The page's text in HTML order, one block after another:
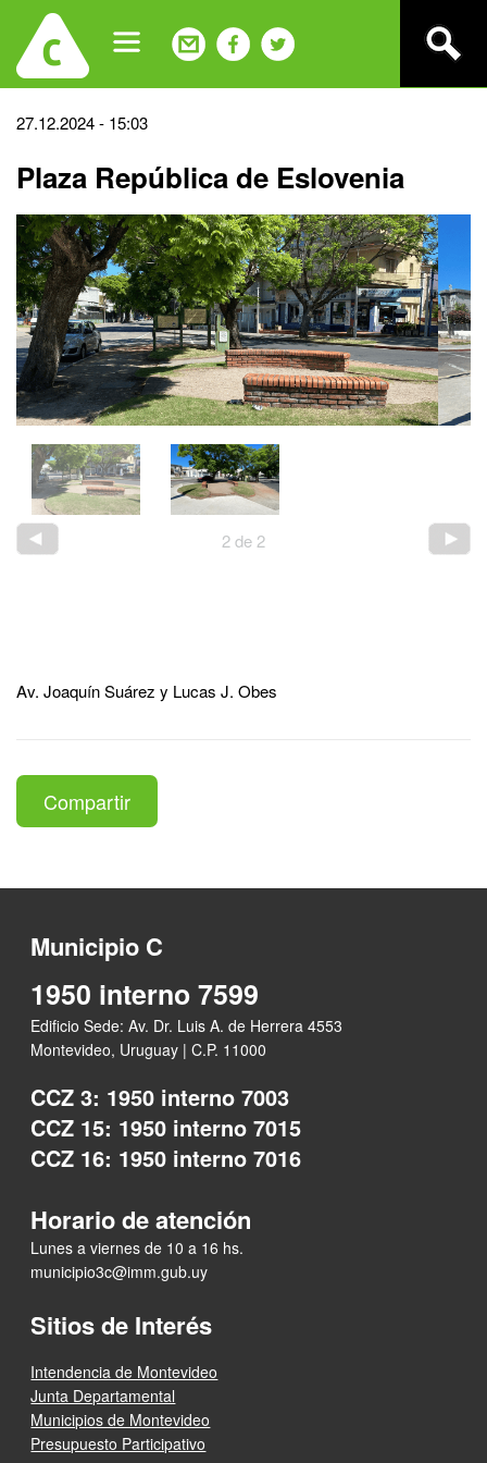
navigation
Back
top
27.12.2024 - 15:03
Plaza República de Eslovenia
2de 2
Av. Joaquín Suárez y Lucas J. Obes
Compartir
Municipio C
1950 interno 7599
Edificio Sede: Av. Dr. Luis A. de Herrera 4553
Montevideo, Uruguay | C.P. 11000
CCZ 3: 1950 interno 7003
CCZ 15: 1950 interno 7015
CCZ 16: 1950 interno 7016
Horario de atención
Lunes a viernes de 10 a 16 hs.
municipio3c@imm.gub.uy
Sitios de Interés
Intendencia de Montevideo
Junta Departamental
Municipios de Montevideo
Presupuesto Participativo